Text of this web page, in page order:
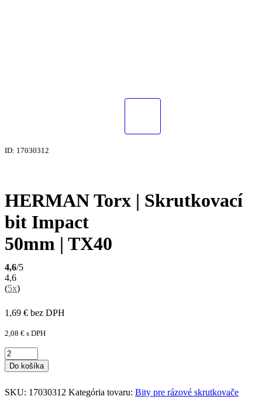
ID: 17030312
HERMAN Torx | Skrutkovací
bit Impact
50mm | TX40
4,6/5
4,6
(5x)
1,69 € bez DPH
2,08 € s DPH
Do košíka
SKU: 17030312 Kategória tovaru: Bity pre rázové skrutkovače